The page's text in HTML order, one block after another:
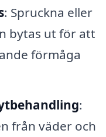
: Spruckna eller
bytas ut för att
förmåga
:
från väder och